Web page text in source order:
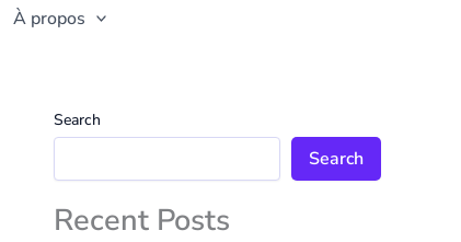
À propos
Search
Search
Recent Posts